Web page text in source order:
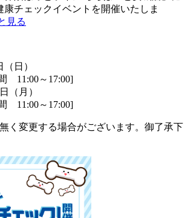
康チェックイベントを開催いたしま
見る
（日）
11:00～17:00]
（月）
11:00～17:00]
く変更する場合がございます。御了承下